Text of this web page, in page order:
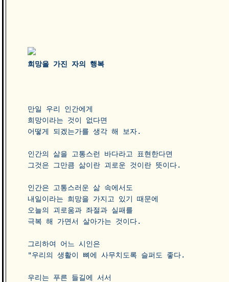
희망을 가진 자의 행복
만일 우리 인간에게
희망이라는 것이 없다면
어떻게 되겠는가를 생각 해 보자.
인간의 삶을 고통스런 바다라고 표현한다면
그것은 그만큼 삶이란 괴로운 것이란 뜻이다.
인간은 고통스러운 삶 속에서도
내일이라는 희망을 가지고 있기 때문에
오늘의 괴로움과 좌절과 실패를
극복 해 가면서 살아가는 것이다.
그리하여 어느 시인은
"우리의 생활이 뼈에 사무치도록 슬퍼도 좋다.
우리는 푸른 들길에 서서